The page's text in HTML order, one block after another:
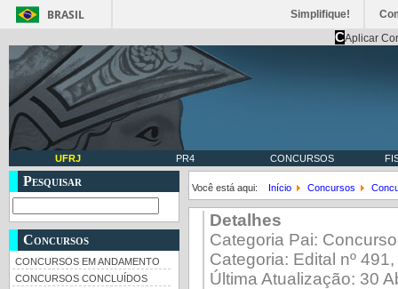
BRASIL Simplifique!
CAplicar
UFRJ PR4 CONCURSOS
Pesquisar
Concursos
CONCURSOS EM ANDAMENTO
CONCURSOS CONCLUÍDOS
Você está aqui: Início Concursos
Detalhes
Categoria Pai:
Categoria: Edital nº
Última Atualização: 30